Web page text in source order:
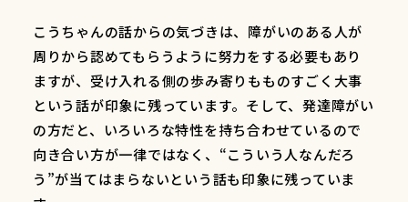
こうちゃんの話からの気づきは、障がいのある人が
周りから認めてもらうように努力をする必要もあり
ますが、受け入れる側の歩み寄りもものすごく大事
という話が印象に残っています。そして、発達障がい
の方だと、いろいろな特性を持ち合わせているので
向き合い方が一律ではなく、“こういう人なんだろ
う”が当てはまらないという話も印象に残っていま